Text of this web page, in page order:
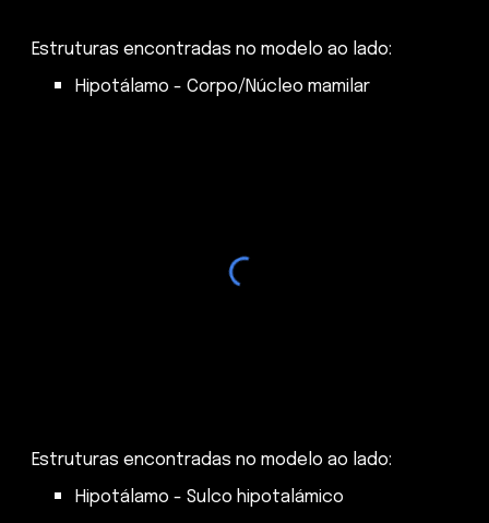
Estruturas encontradas no modelo ao lado:
Hipotálamo - Corpo/Núcleo mamilar
Estruturas encontradas no modelo ao lado:
Hipotálamo - Sulco hipotalámico